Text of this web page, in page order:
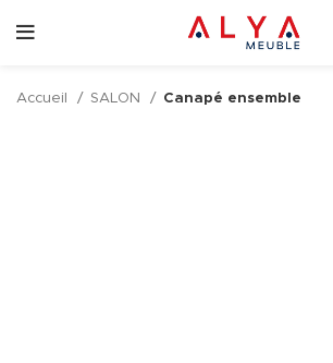
Accueil SALON Canapé ensemble